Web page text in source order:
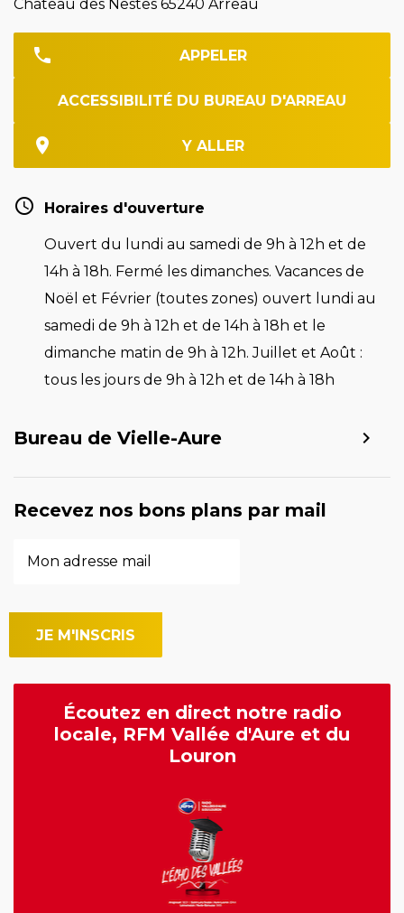
Château des Nestes 65240 Arreau
APPELER
ACCESSIBILITÉ DU BUREAU D'ARREAU
Y ALLER
Horaires d'ouverture
Ouvert du lundi au samedi de 9h à 12h et de
14h à 18h. Fermé les dimanches. Vacances de
Noël et Février (toutes zones) ouvert lundi au
samedi de 9h à 12h et de 14h à 18h et le
dimanche matin de 9h à 12h. Juillet et Août :
tous les jours de 9h à 12h et de 14h à 18h
Bureau de Vielle-Aure
Recevez nos bons plans par mail
Écoutez en direct notre radio
locale, RFM Vallée d'Aure et du
Louron